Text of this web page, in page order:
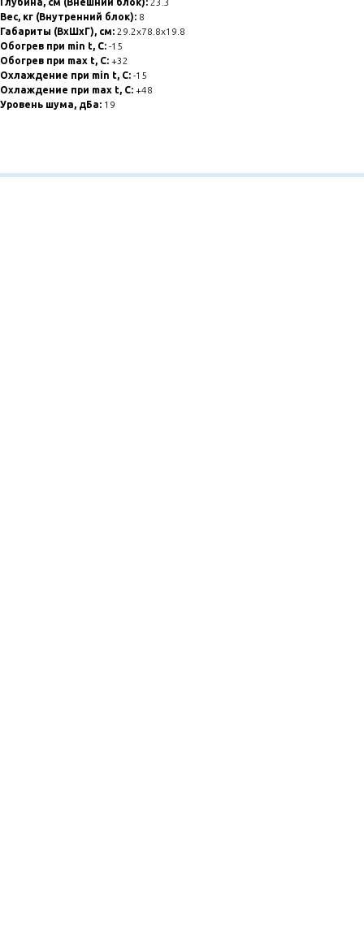
Глубина, см (Внешний блок): 23.3
Вес, кг (Внутренний блок): 8
Габариты (ВхШхГ), см: 29.2x78.8x19.8
Обогрев при min t, C: -15
Обогрев при max t, C: +32
Охлаждение при min t, С: -15
Охлаждение при max t, C: +48
Уровень шума, дБа: 19